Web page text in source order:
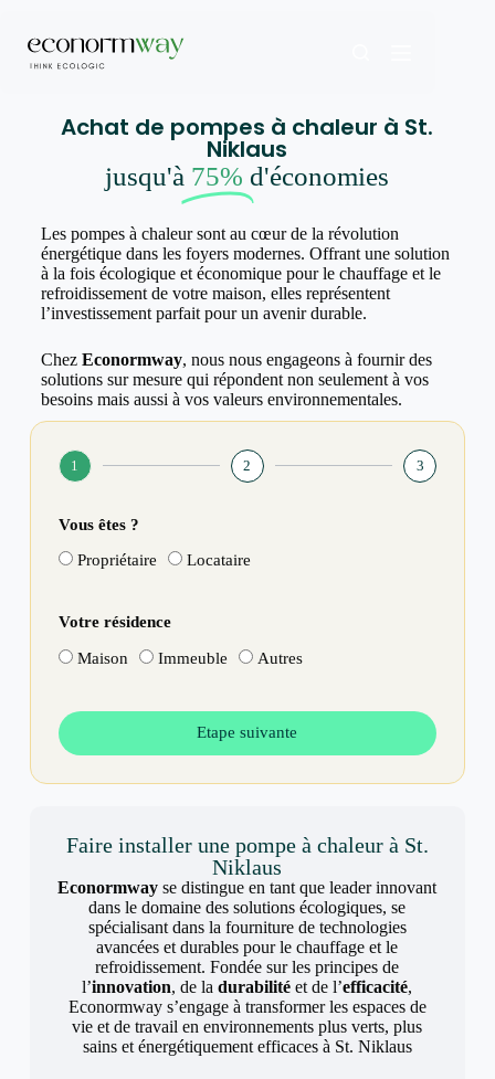
Achat de pompes à chaleur à St.
Niklaus
jusqu'à 75% d'économies
Les pompes à chaleur sont au cœur de la révolution
énergétique dans les foyers modernes. Offrant une solution
à la fois écologique et économique pour le chauffage et le
refroidissement de votre maison, elles représentent
l’investissement parfait pour un avenir durable.
Chez Econormway, nous nous engageons à fournir des
solutions sur mesure qui répondent non seulement à vos
besoins mais aussi à vos valeurs environnementales.
1 2 3
Vous êtes ?
Propriétaire Locataire
Votre résidence
Maison Immeuble Autres
Etape suivante
Faire installer une pompe à chaleur à St.
Niklaus
Econormway se distingue en tant que leader innovant
dans le domaine des solutions écologiques, se
spécialisant dans la fourniture de technologies
avancées et durables pour le chauffage et le
refroidissement. Fondée sur les principes de
l’innovation, de ladurabilité et de l’efficacité,
Econormway s’engage à transformer les espaces de
vie et de travail en environnements plus verts, plus
sains et énergétiquement efficaces à St. Niklaus